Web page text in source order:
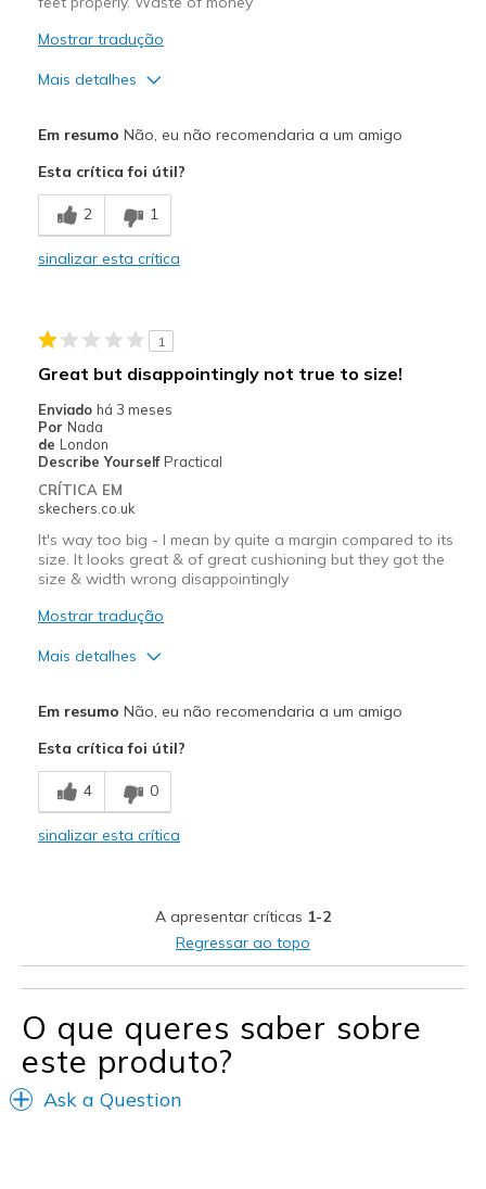
Mostrar tradução
Mais detalhes
Contras
Slips off my feet as I walk
Feels too wide
Sizing
Feels full size too big
Em resumo Não, eu não recomendaria a um amigo
Esta crítica foi útil?
2 1
sinalizar esta crítica
1
Great but disappointingly not true to size!
Enviado há 3 meses
Por Nada
de London
Describe Yourself Practical
CRÍTICA EM
skechers.co.uk
It's way too big - I mean by quite a margin compared to its
size. It looks great & of great cushioning but they got the
size & width wrong disappointingly
Mostrar tradução
Mais detalhes
Sizing
Feels full size too big
View On Shoes
I'm Really Into Shoes
Em resumo Não, eu não recomendaria a um amigo
Esta crítica foi útil?
4 0
sinalizar esta crítica
A apresentar críticas 1-2
Regressar ao topo
O que queres saber sobre
este produto?
Ask a Question